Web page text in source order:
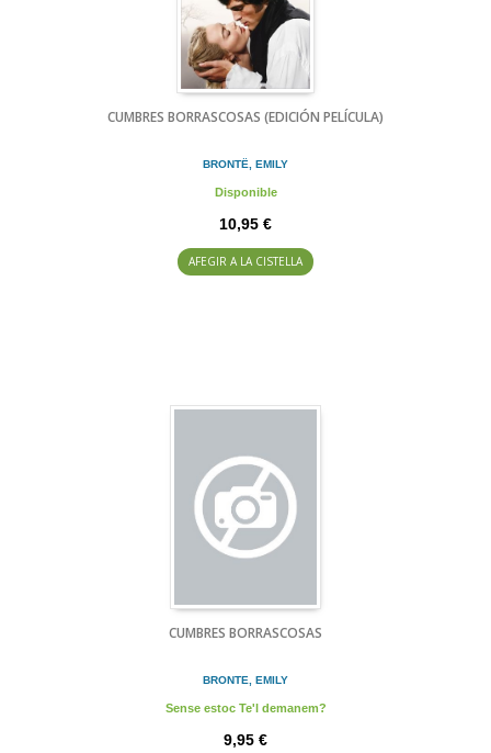
CUMBRES BORRASCOSAS (EDICIÓN PELÍCULA)
BRONTË, EMILY
Disponible
10,95 €
AFEGIR A LA CISTELLA
CUMBRES BORRASCOSAS
BRONTE, EMILY
Sense estoc Te'l demanem?
9,95 €